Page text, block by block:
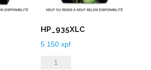
HP_935XLC
5 150xpf
quantité